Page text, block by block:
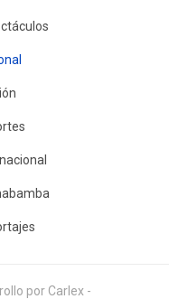
por Carlex -